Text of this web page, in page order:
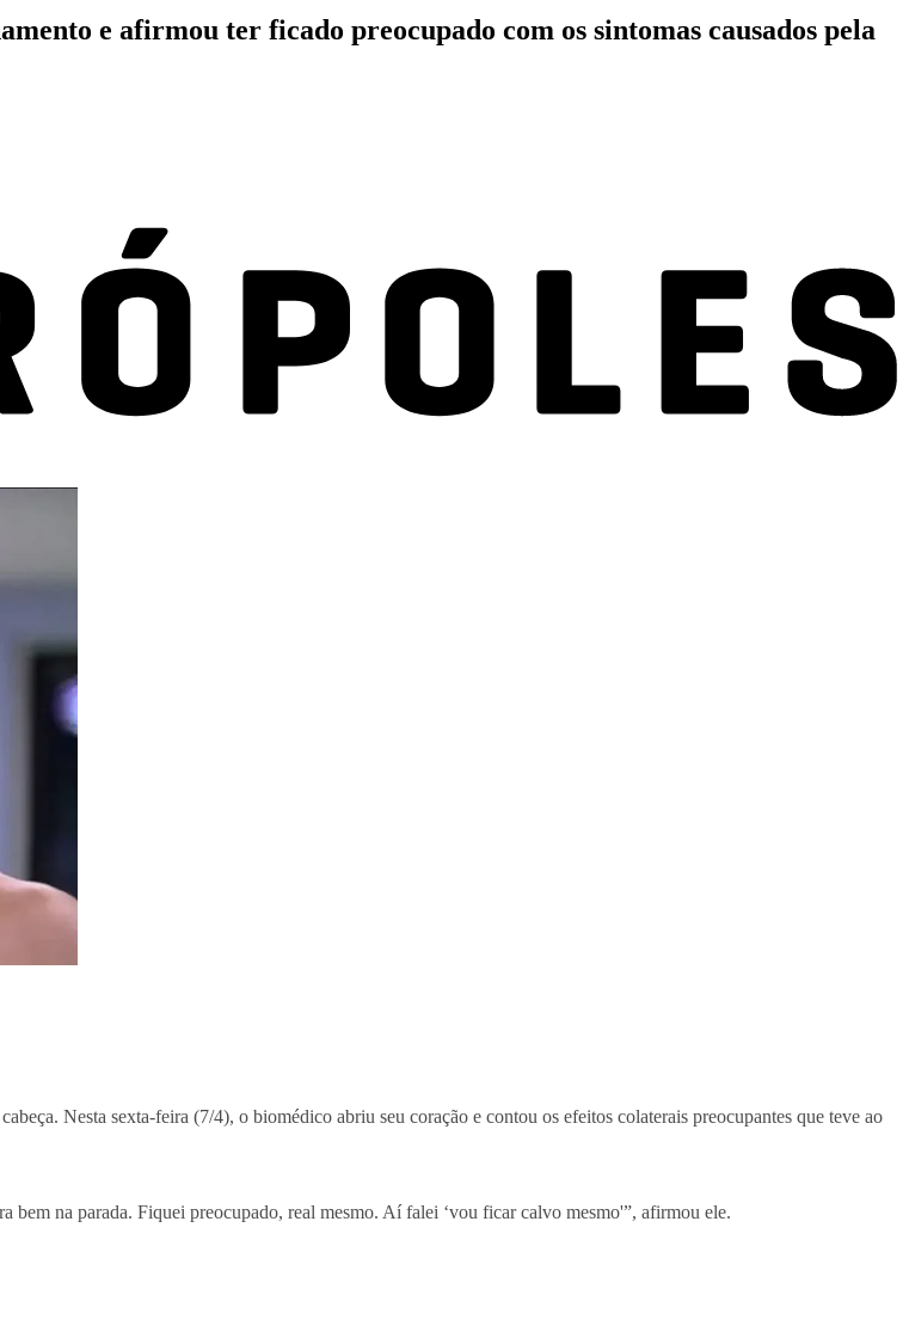
e afirmou ter ficado preocupado com os sintomas causados pela
Nesta sexta-feira (7/4), o biomédico abriu seu coração e contou os efeitos colaterais preocupantes que teve ao
bem na parada. Fiquei preocupado, real mesmo. Aí falei ‘vou ficar calvo mesmo'”, afirmou ele.